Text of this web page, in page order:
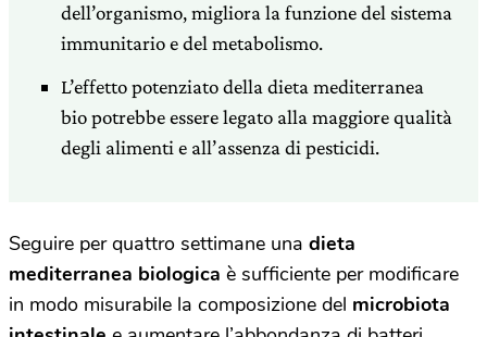
dell’organismo, migliora la funzione del sistema
immunitario e del metabolismo.
L’effetto potenziato della dieta mediterranea
bio potrebbe essere legato alla maggiore qualità
degli alimenti e all’assenza di pesticidi.
Seguire per quattro settimane una dieta
mediterranea biologica è sufficiente per modificare
in modo misurabile la composizione del microbiota